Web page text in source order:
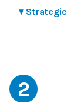
▾ Strategie
2